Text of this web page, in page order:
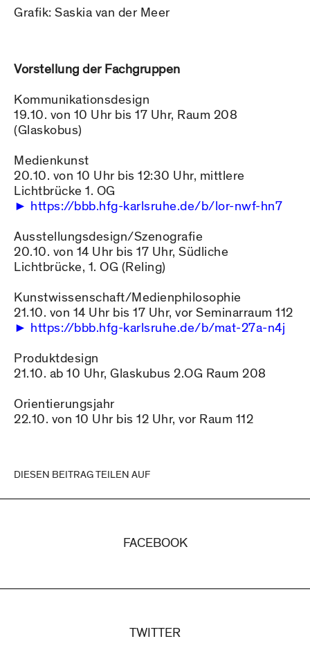
Grafik: Saskia van der Meer
Vorstellung der Fachgruppen
Kommunikationsdesign
19.10. von 10 Uhr bis 17 Uhr, Raum 208
(Glaskobus)
Medienkunst
20.10. von 10 Uhr bis 12:30 Uhr, mittlere
Lichtbrücke 1. OG
https://bbb.hfg-karlsruhe.de/b/lor-nwf-hn7
Ausstellungsdesign/Szenografie
20.10. von 14 Uhr bis 17 Uhr, Südliche
Lichtbrücke, 1. OG (Reling)
Kunstwissenschaft/Medienphilosophie
21.10. von 14 Uhr bis 17 Uhr, vor Seminarraum 112
https://bbb.hfg-karlsruhe.de/b/mat-27a-n4j
Produktdesign
21.10. ab 10 Uhr, Glaskubus 2.OG Raum 208
Orientierungsjahr
22.10. von 10 Uhr bis 12 Uhr, vor Raum 112
DIESEN BEITRAG TEILEN AUF
FACEBOOK
TWITTER